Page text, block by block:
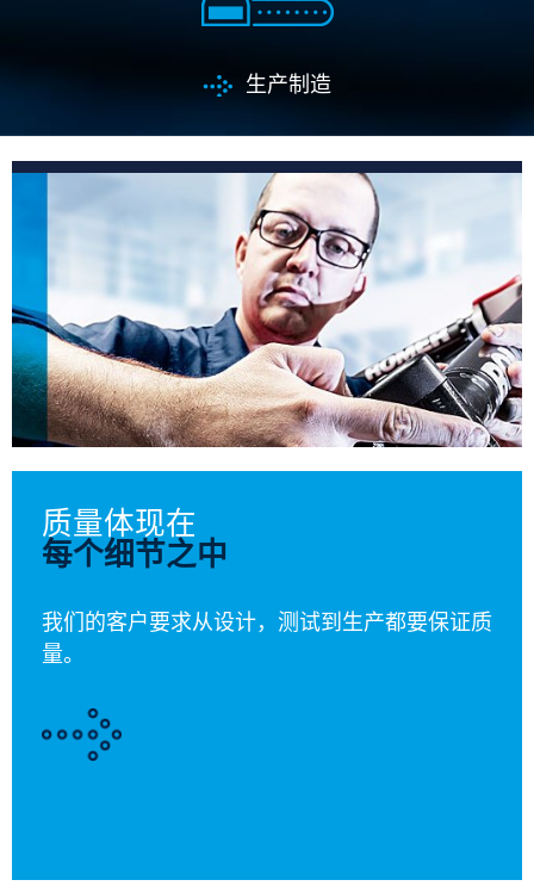
生产制造
质量体现在
每个细节之中
我们的客户要求从设计，测试到生产都要保证质
量。